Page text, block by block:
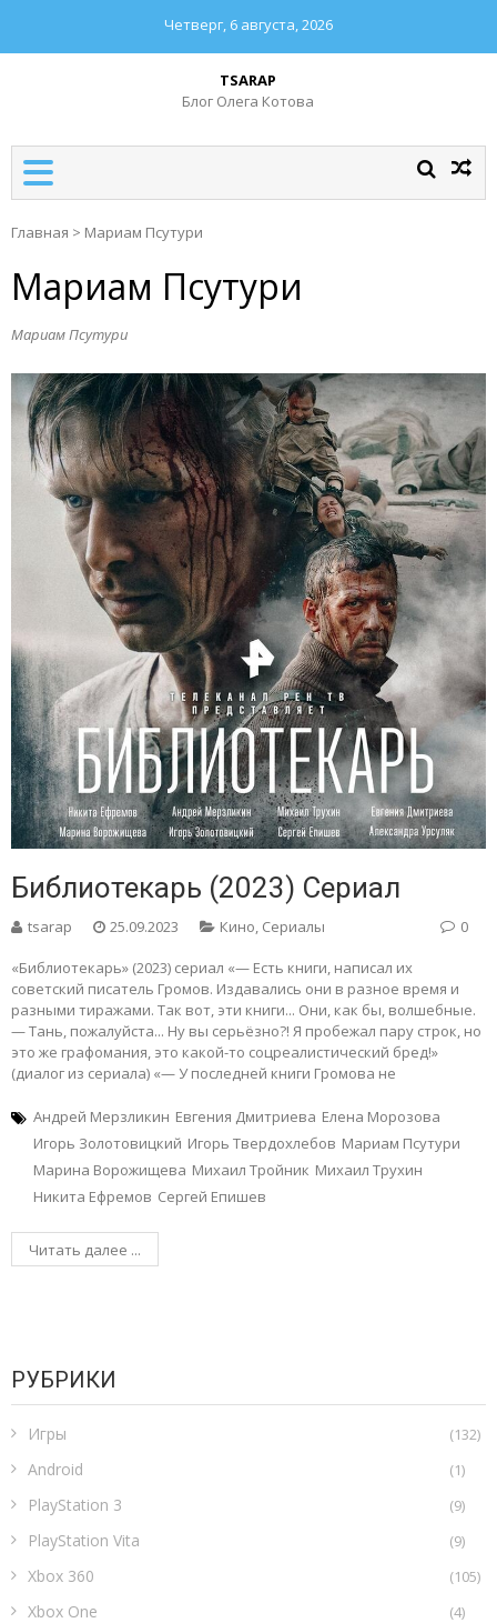
Четверг, 6 августа, 2026
TSARAP
Блог Олега Котова
Главная > Мариам Псутури
Мариам Псутури
Мариам Псутури
Библиотекарь (2023) Сериал
tsarap 25.09.2023 Кино, Сериалы 0
«Библиотекарь» (2023) сериал «— Есть книги, написал их
советский писатель Громов. Издавались они в разное время и
разными тиражами. Так вот, эти книги... Они, как бы, волшебные.
— Тань, пожалуйста... Ну вы серьёзно?! Я пробежал пару строк, но
это же графомания, это какой-то соцреалистический бред!»
(диалог из сериала) «— У последней книги Громова не
Андрей Мерзликин Евгения Дмитриева Елена Морозова
Игорь Золотовицкий Игорь Твердохлебов Мариам Псутури
Марина Ворожищева Михаил Тройник Михаил Трухин
Никита Ефремов Сергей Епишев
Читать далее ...
РУБРИКИ
Игры (132)
Android (1)
PlayStation 3 (9)
PlayStation Vita (9)
Xbox 360 (105)
Xbox One (4)